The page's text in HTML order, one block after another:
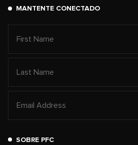
MANTENTE CONECTADO
SOBRE PFC